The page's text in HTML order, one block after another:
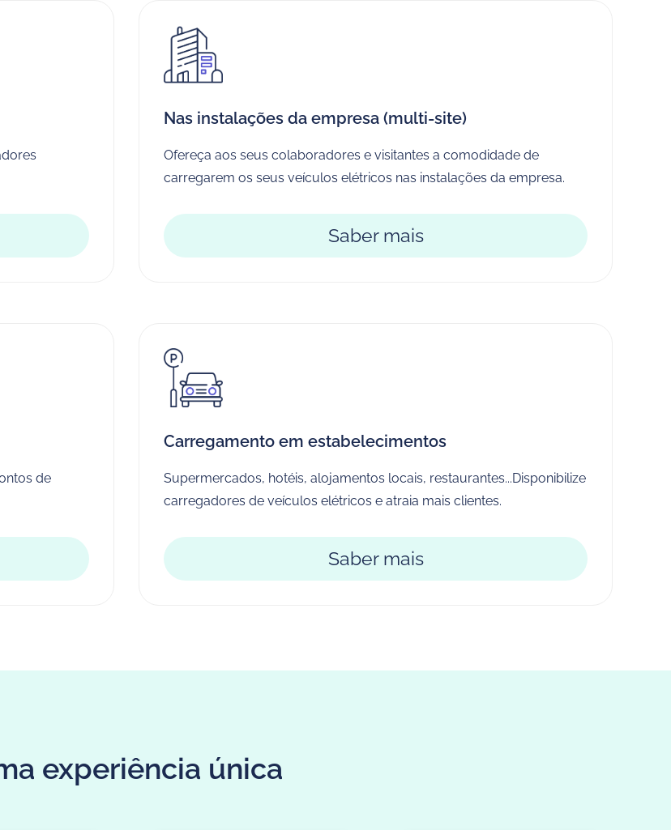
Nas instalações da empresa (multi-site)
Ofereça aos seus colaboradores e visitantes a comodidade de
carregarem os seus veículos elétricos nas instalações da empresa.
Saber mais
de
Carregamento em estabelecimentos
Supermercados, hotéis, alojamentos locais, restaurantes...Disponibilize
carregadores de veículos elétricos e atraia mais clientes.
Saber mais
experiência única